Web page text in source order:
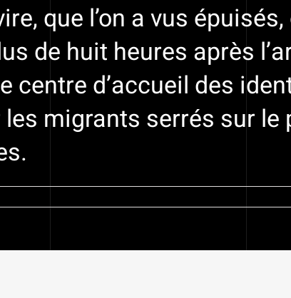
que l’on a vus
de huit heures après
centre d’accueil des
migrants serrés sur